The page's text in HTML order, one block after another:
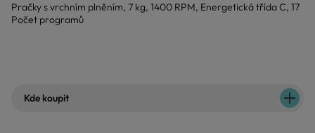
Pračky s vrchním plněním, 7 kg, 1400 RPM, Energetická třída C, 17
Počet programů
Kde koupit